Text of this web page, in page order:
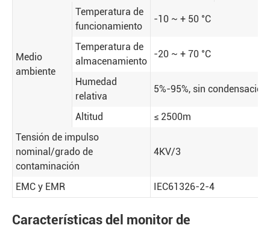
Medio
ambiente
Temperatura de
funcionamiento
-10 ~ + 50 °C
Temperatura de
almacenamiento
-20 ~ + 70 °C
Humedad
relativa
5%-95%, sin condensación
Altitud
≤ 2500m
Tensión de impulso
nominal/grado de
contaminación
4KV/3
EMC y EMR IEC61326-2-4
Características del monitor de